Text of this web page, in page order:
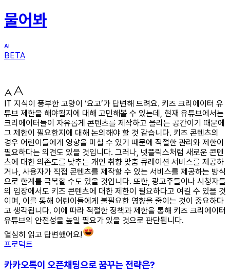
물어봐
BETA
IT 지식이 풍부한 고양이 ‘요고’가 답변해 드려요. 키즈 크리에이터 유
튜브 제한을 해야될지에 대해 고민해볼 수 있는데, 현재 유튜브에서는
크리에이터들이 자유롭게 콘텐츠를 제작하고 올리는 공간이기 때문에
그 제한이 필요한지에 대해 논의해야 할 것 같습니다. 키즈 콘텐츠의
경우 어린이들에게 영향을 미칠 수 있기 때문에 적절한 관리와 제한이
필요하다는 의견도 있을 것입니다. 그러나, 넷플릭스처럼 새로운 콘텐
츠에 대한 의존도를 낮추는 개인 취향 맞춤 큐레이션 서비스를 제공하
거나, 사용자가 직접 콘텐츠를 제작할 수 있는 서비스를 제공하는 방식
으로 한계를 극복할 수도 있을 것입니다. 또한, 광고주들이나 시청자들
의 입장에서도 키즈 콘텐츠에 대한 제한이 필요하다고 여길 수 있을 것
이며, 이를 통해 어린이들에게 불필요한 영향을 줄이는 것이 중요하다
고 생각됩니다. 이에 따라 적절한 정책과 제한을 통해 키즈 크리에이터
유튜브의 안전성을 높일 필요가 있을 것으로 판단됩니다.
열심히 읽고 답변했어요!
프로덕트
카카오톡이 오픈채팅으로 꿈꾸는 전략은?